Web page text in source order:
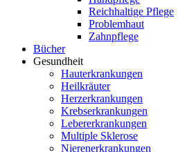
Reichhaltige Pflege
Problemhaut
Zahnpflege
Bücher
Gesundheit
Hauterkrankungen
Heilkräuter
Herzerkrankungen
Krebserkrankungen
Lebererkrankungen
Multiple Sklerose
Nierenerkrankungen